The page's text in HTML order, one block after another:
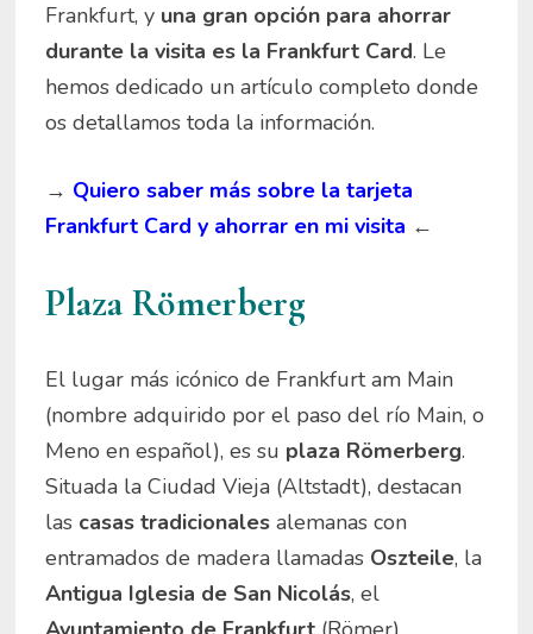
Frankfurt, y una gran opción para ahorrar
durante la visita es la Frankfurt Card. Le
hemos dedicado un artículo completo donde
os detallamos toda la información.
→ Quiero saber más sobre la tarjeta
Frankfurt Card y ahorrar en mi visita ←
Plaza Römerberg
El lugar más icónico de Frankfurt am Main
(nombre adquirido por el paso del río Main, o
Meno en español), es su plaza Römerberg.
Situada la Ciudad Vieja (Altstadt), destacan
las casas tradicionalesalemanas con
entramados de madera llamadas Oszteile, la
Antigua Iglesia de San Nicolás, el